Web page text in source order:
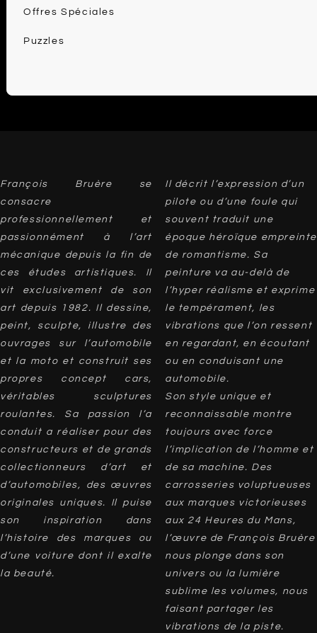
Offres Spéciales
Puzzles
François Bruère se
consacre
professionnellement et
passionnément à l’art
mécanique depuis la fin de
ces études artistiques. Il
vit exclusivement de son
art depuis 1982. Il dessine,
peint, sculpte, illustre des
ouvrages sur l’automobile
et la moto et construit ses
propres concept cars,
véritables sculptures
roulantes. Sa passion l’a
conduit a réaliser pour des
constructeurs et de grands
collectionneurs d’art et
d’automobiles, des œuvres
originales uniques. Il puise
son inspiration dans
l’histoire des marques ou
d’une voiture dont il exalte
la beauté.
Il décrit l’expression d’un
pilote ou d’une foule qui
souvent traduit une
époque héroïque empreinte
de romantisme. Sa
peinture va au-delà de
l’hyper réalisme et exprime
le tempérament, les
vibrations que l’on ressent
en regardant, en écoutant
ou en conduisant une
automobile.
Son style unique et
reconnaissable montre
toujours avec force
l’implication de l’homme et
de sa machine. Des
carrosseries voluptueuses
aux marques victorieuses
aux 24 Heures du Mans,
l’œuvre de François Bruère
nous plonge dans son
univers ou la lumière
sublime les volumes, nous
faisant partager les
vibrations de la piste.